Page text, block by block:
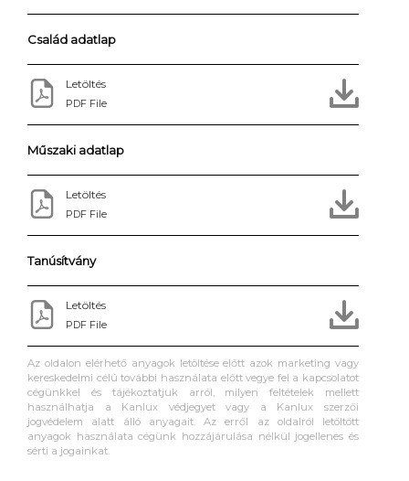
Család adatlap
Letöltés
PDF File
Műszaki adatlap
Letöltés
PDF File
Tanúsítvány
Letöltés
PDF File
Az oldalon elérhető anyagok letöltése előtt azok marketing vagy
kereskedelmi célú további használata előtt vegye fel a kapcsolatot
cégünkkel és tájékoztatjuk arról, milyen feltételek mellett
használhatja a Kanlux védjegyet vagy a Kanlux szerzői
jogvédelem alatt álló anyagait. Az erről az oldalról letöltött
anyagok használata cégünk hozzájárulása nélkül jogellenes és
sérti a jogainkat.